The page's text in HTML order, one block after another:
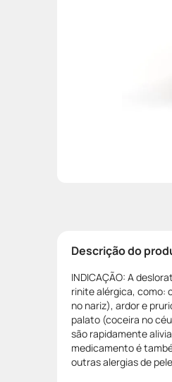
Descrição do
INDICAÇÃO: A
rinite alérgica, como:
no nariz), ardor e
palato (coceira no
são rapidamente
medicamento é
outras alergias de